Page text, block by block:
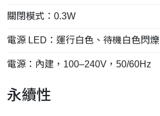
關閉模式：0.3W
電源 LED：運行白色、待機白色閃爍
電源：內建，100–240V，50/60Hz
永續性